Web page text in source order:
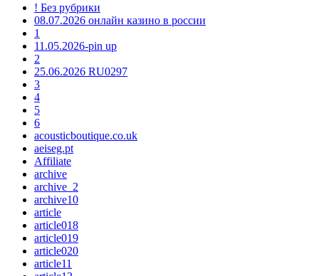
! Без рубрики
08.07.2026 онлайн казино в россии
1
11.05.2026-pin up
2
25.06.2026 RU0297
3
4
5
6
acousticboutique.co.uk
aeiseg.pt
Affiliate
archive
archive_2
archive10
article
article018
article019
article020
article11